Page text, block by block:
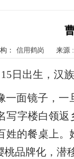
： 信用鹤岗 来源 :
日出生，汉
一面镜子，
写字楼白领
的餐桌上。
品牌化，潜